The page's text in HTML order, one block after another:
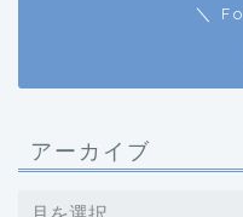
＼
アーカイブ